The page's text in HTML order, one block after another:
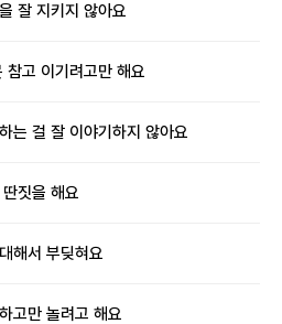
잘 지키지 않아요
고 이기려고만 해요
는 걸 잘 이야기하지 않아요
짓을 해요
해서 부딪혀요
고만 놀려고 해요